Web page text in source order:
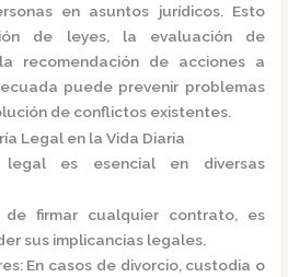
en asuntos jurídicos. Esto
de leyes, la evaluación de
recomendación de acciones a
puede prevenir problemas
de conflictos existentes.​
Legal en la Vida Diaria
legal es esencial en diversas
de firmar cualquier contrato, es
sus implicancias legales.
: En casos de divorcio, custodia o